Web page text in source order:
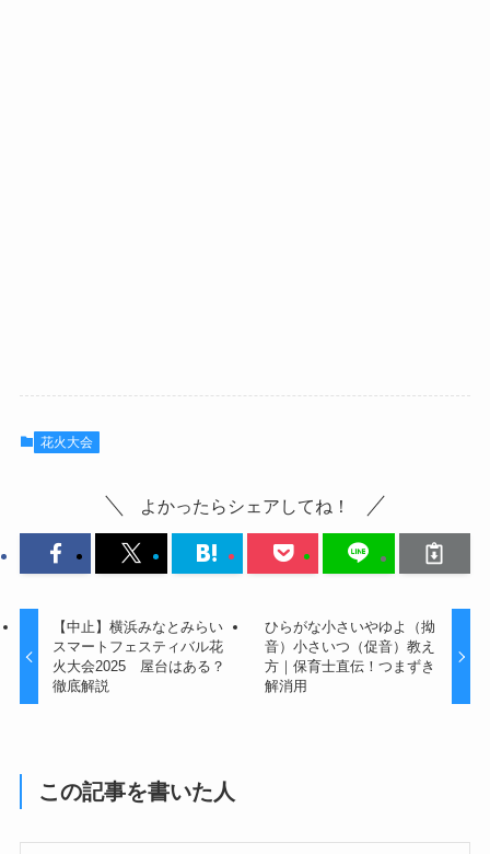
花火大会
よかったらシェアしてね！
【中止】横浜みなとみらい
スマートフェスティバル花
火大会2025 屋台はある？
徹底解説
ひらがな小さいやゆよ（拗
音）小さいつ（促音）教え
方｜保育士直伝！つまずき
解消用
この記事を書いた人